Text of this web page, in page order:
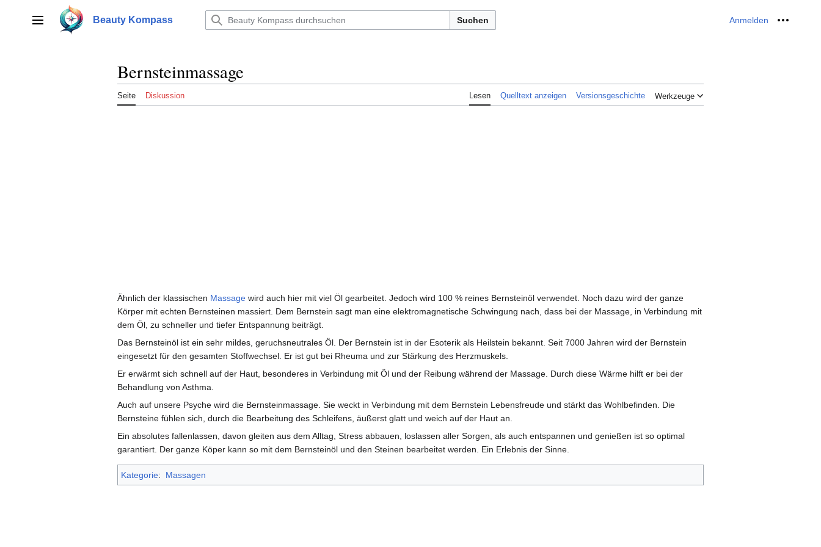
springenHauptmenü Beauty Kompass Suchen Anmelden Meine
Bernsteinmassage
Seite Diskussion Lesen Quelltext anzeigen Versionsgeschichte Werkzeuge
Ähnlich der klassischen Massage wird auch hier mit viel Öl gearbeitet. Jedoch wird 100 % reines Bernsteinöl verwendet. Noch dazu wird der ganze
Körper mit echten Bernsteinen massiert. Dem Bernstein sagt man eine elektromagnetische Schwingung nach, dass bei der Massage, in Verbindung mit
dem Öl, zu schneller und tiefer Entspannung beiträgt.
Das Bernsteinöl ist ein sehr mildes, geruchsneutrales Öl. Der Bernstein ist in der Esoterik als Heilstein bekannt. Seit 7000 Jahren wird der Bernstein
eingesetzt für den gesamten Stoffwechsel. Er ist gut bei Rheuma und zur Stärkung des Herzmuskels.
Er erwärmt sich schnell auf der Haut, besonderes in Verbindung mit Öl und der Reibung während der Massage. Durch diese Wärme hilft er bei der
Behandlung von Asthma.
Auch auf unsere Psyche wird die Bernsteinmassage. Sie weckt in Verbindung mit dem Bernstein Lebensfreude und stärkt das Wohlbefinden. Die
Bernsteine fühlen sich, durch die Bearbeitung des Schleifens, äußerst glatt und weich auf der Haut an.
Ein absolutes fallenlassen, davon gleiten aus dem Alltag, Stress abbauen, loslassen aller Sorgen, als auch entspannen und genießen ist so optimal
garantiert. Der ganze Köper kann so mit dem Bernsteinöl und den Steinen bearbeitet werden. Ein Erlebnis der Sinne.
Kategorie: Massagen